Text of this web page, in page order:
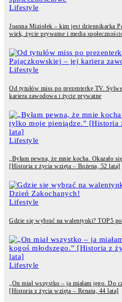
Lifestyle
Joanna Miziołek – kim jest dziennikarka
wiek, życie prywatne i media
Lifestyle
Od tytułów miss po prezenterkę TV.
kariera zawodowa i życie prywatne
Lifestyle
„Byłam pewna, że mnie kocha. Okazało
[Historia z życia wzięta – Bożena, 52 lata]
Lifestyle
Gdzie się wybrać na walentynki? TOP5
Lifestyle
„On miał wszystko – ja miałam jego. Do
[Historia z życia wzięta – Renata, 44 lata]